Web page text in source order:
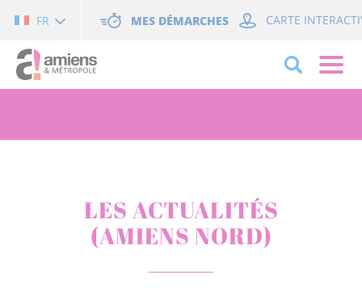
FR MES DÉMARCHES CARTE
LES ACTUALITÉS
(AMIENS NORD)